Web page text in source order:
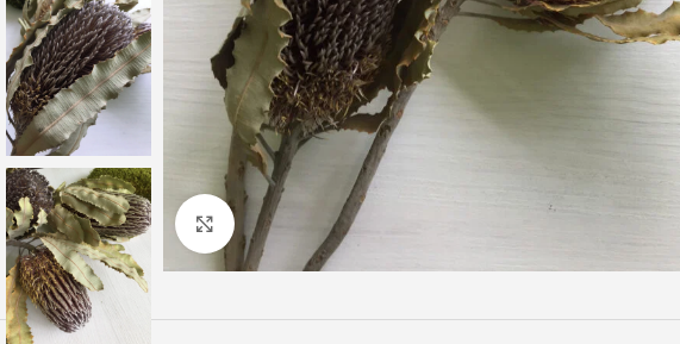
Клацніть, щоб збільшити